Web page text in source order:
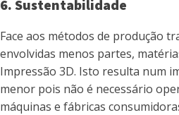
6. Sustentabilidade
Face aos métodos de produção
envolvidas menos partes,
Impressão 3D. Isto resulta num
menor pois não é necessário
máquinas e fábricas